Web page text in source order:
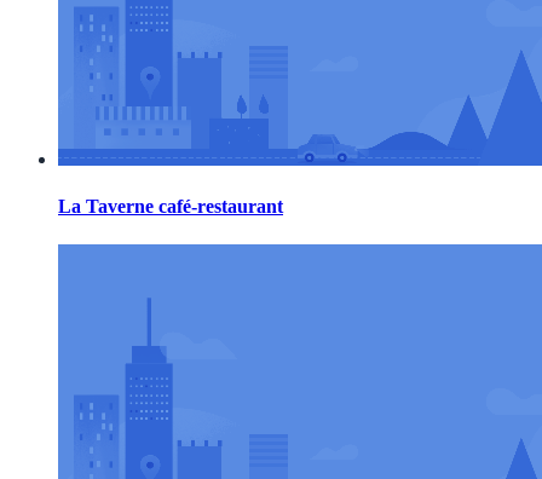
La Taverne café-restaurant